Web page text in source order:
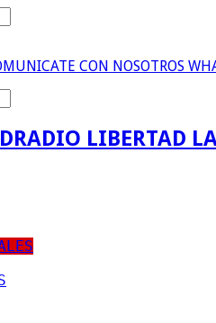
CON NOSOTROS
RADIO LIBERTAD